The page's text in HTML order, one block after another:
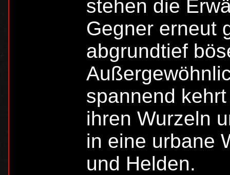
stehen die
Gegner erneut
abgrundtief
spannend
ihren Wurzeln
in eine urbane
und Helden.